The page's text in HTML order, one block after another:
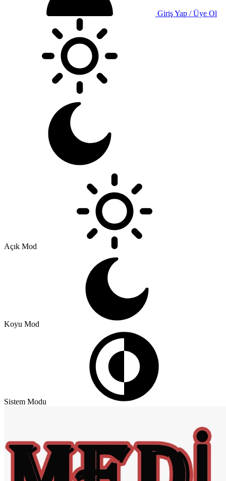
Giriş Yap / Üye Ol
Açık Mod
Koyu Mod
Sistem Modu